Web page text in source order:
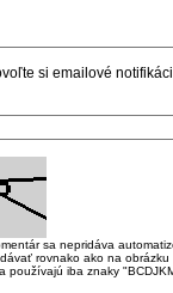
si emailové
sa nepridáva
rovnako ako na
používajú iba znaky